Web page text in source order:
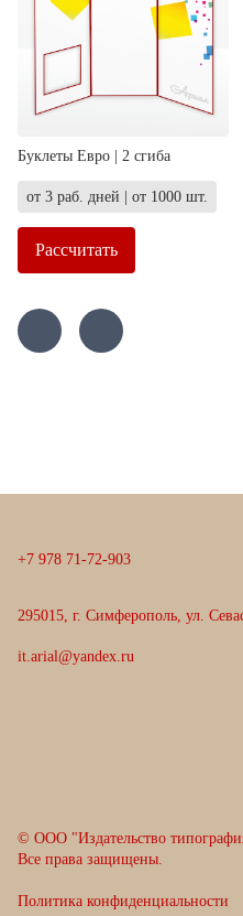
Буклеты Евро | 2 сгиба
от 3 раб. дней | от 1000 шт.
Рассчитать
+7 978 71-72-903
295015, г. Симферополь, ул.
it.arial@yandex.ru
© ООО "Издательство
Все права защищены.
Политика конфиденциальности